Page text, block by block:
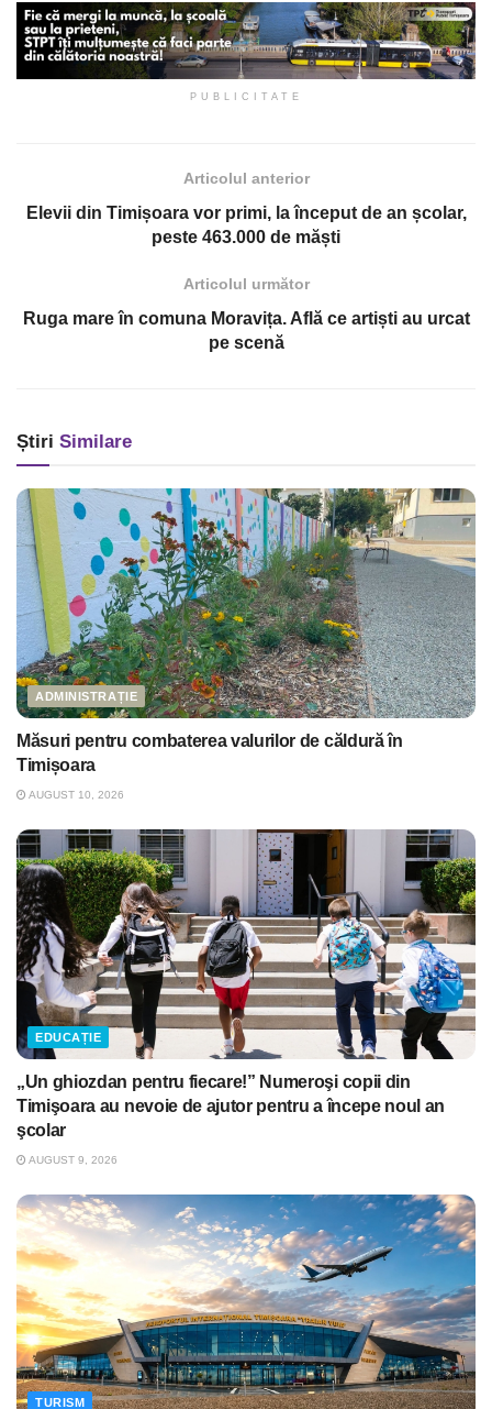
PUBLICITATE
Articolul anterior
Elevii din Timișoara vor primi, la început de an școlar,
peste 463.000 de măști
Articolul următor
Ruga mare în comuna Moravița. Află ce artiști au urcat
pe scenă
Știri Similare
ADMINISTRAȚIE
Măsuri pentru combaterea valurilor de căldură în
Timișoara
AUGUST 10, 2026
EDUCAȚIE
„Un ghiozdan pentru fiecare!” Numeroşi copii din
Timişoara au nevoie de ajutor pentru a începe noul an
şcolar
AUGUST 9, 2026
TURISM